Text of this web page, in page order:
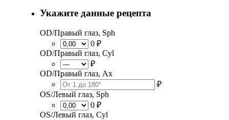
Укажите данные рецепта
OD/Правый глаз, Sph
0 ₽
OD/Правый глаз, Cyl
₽
OD/Правый глаз, Ax
₽
OS/Левый глаз, Sph
0 ₽
OS/Левый глаз, Cyl